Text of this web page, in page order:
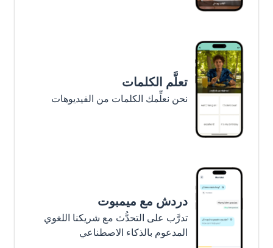
تعلَّم الكلمات
نحن نعلِّمك الكلمات من الفيديوهات
دردش مع ميمبوت
تدرَّب على التحدُّث مع شريكنا اللغوي
المدعوم بالذكاء الاصطناعي